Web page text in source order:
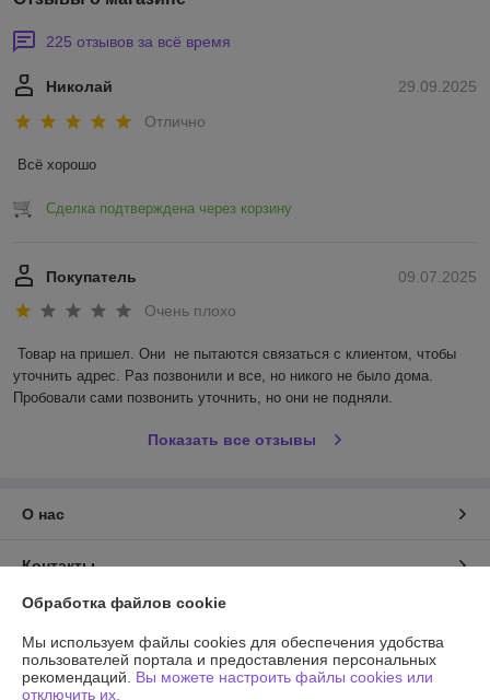
225 отзывов за всё время
29.09.2025
Николай
Отлично
Всё хорошо
Сделка подтверждена через корзину
09.07.2025
Покупатель
Очень плохо
Товар на пришел. Они  не пытаются связаться с клиентом, чтобы
уточнить адрес. Раз позвонили и все, но никого не было дома.
Пробовали сами позвонить уточнить, но они не подняли.
Показать все отзывы
О нас
Контакты
Доставка и оплата
График работы
Обработка файлов cookie
Мы используем файлы cookies для обеспечения удобства
пользователей портала и предоставления персональных
рекомендаций. Вы можете настроить файлы cookies или
отключить их.